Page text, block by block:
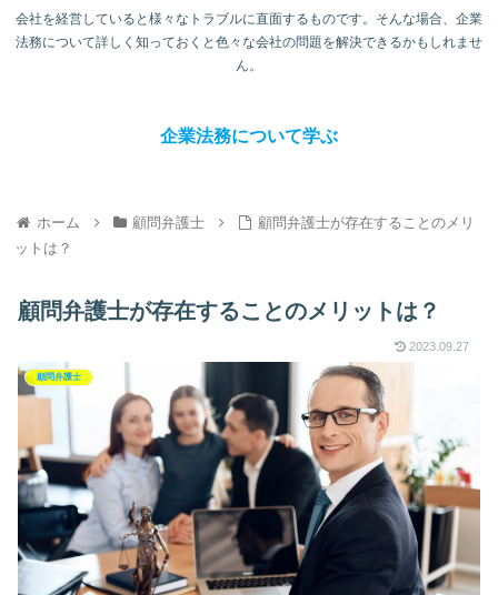
会社を経営していると様々なトラブルに直面するものです。そんな場合、企業
法務について詳しく知っておくと色々な会社の問題を解決できるかもしれませ
ん。
企業法務について学ぶ
ホーム 顧問弁護士
顧問弁護士が存在することのメリ
ットは？
顧問弁護士が存在することのメリットは？
2023.09.27
顧問弁護士